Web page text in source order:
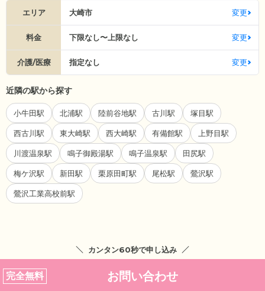
エリア 大崎市 変更
料金 下限なし〜上限なし 変更
介護/医療 指定なし 変更
近隣の駅から探す
小牛田駅 北浦駅 陸前谷地駅 古川駅 塚目駅
西古川駅 東大崎駅 西大崎駅 有備館駅 上野目駅
川渡温泉駅 鳴子御殿湯駅 鳴子温泉駅 田尻駅
梅ケ沢駅 新田駅 栗原田町駅 尾松駅 鶯沢駅
鶯沢工業高校前駅
カンタン60秒で申し込み
完全無料 お問い合わせ